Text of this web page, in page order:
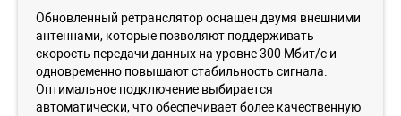
Обновленный ретранслятор оснащен двумя внешними
антеннами, которые позволяют поддерживать
скорость передачи данных на уровне 300 Мбит/с и
одновременно повышают стабильность сигнала.
Оптимальное подключение выбирается
автоматически, что обеспечивает более качественную